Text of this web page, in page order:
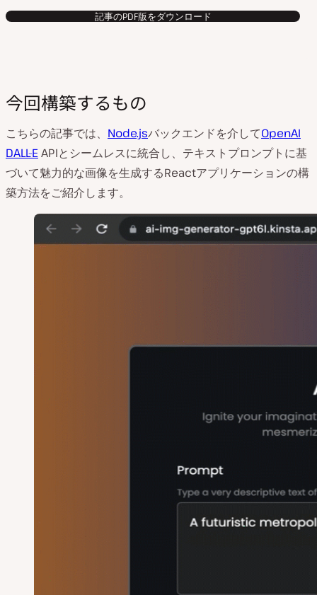
記事のPDF版をダウンロード
今回構築するもの
こちらの記事では、 Node.jsバックエンドを介してOpenAI
DALL-EAPIとシームレスに統合し、テキストプロンプトに基
づいて魅力的な画像を生成するReactアプリケーションの構
築方法をご紹介します。